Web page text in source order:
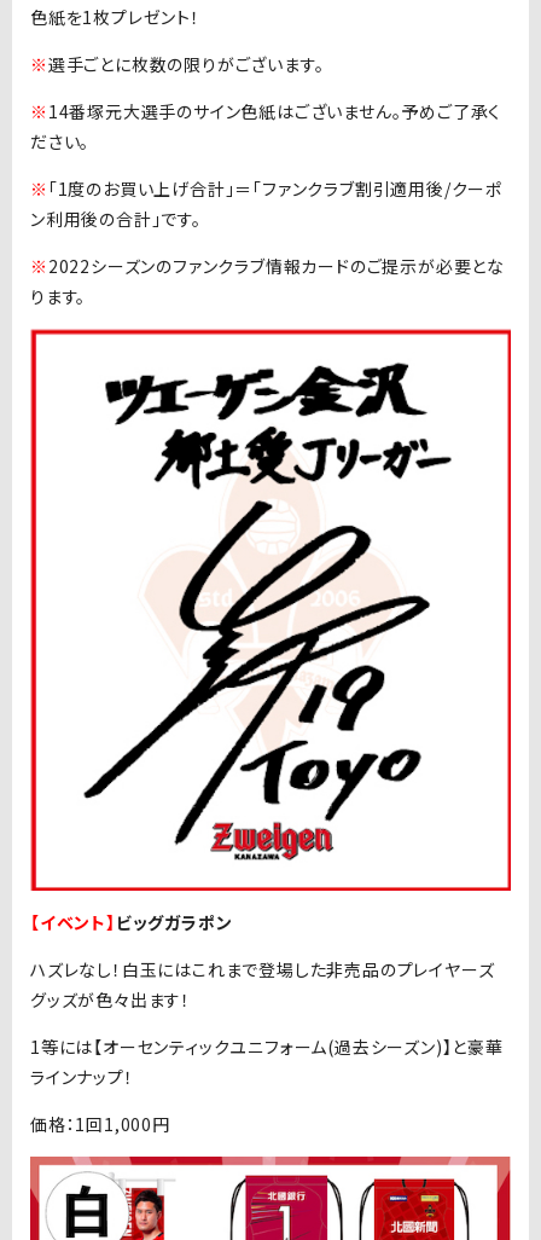
色紙を1枚プレゼント！
※選手ごとに枚数の限りがございます。
※ 14番塚元大選手のサイン色紙はございません。予めご了承く
ださい。
※ 「1度のお買い上げ合計」＝「ファンクラブ割引適用後/クーポ
ン利用後の合計」です。
※ 2022シーズンのファンクラブ情報カードのご提示が必要とな
ります。
【イベント】 ビッグガラポン
ハズレなし！白玉にはこれまで登場した非売品のプレイヤーズ
グッズが色々出ます！
1等には【オーセンティックユニフォーム(過去シーズン)】と豪華
ラインナップ！
価格：1回1,000円